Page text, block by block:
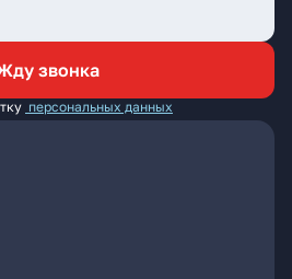
звонка
персональных данных